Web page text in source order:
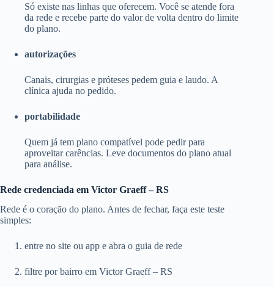
Só existe nas linhas que oferecem. Você se atende fora
da rede e recebe parte do valor de volta dentro do limite
do plano.
autorizações
Canais, cirurgias e próteses pedem guia e laudo. A
clínica ajuda no pedido.
portabilidade
Quem já tem plano compatível pode pedir para
aproveitar carências. Leve documentos do plano atual
para análise.
Rede credenciada em Victor Graeff – RS
Rede é o coração do plano. Antes de fechar, faça este teste
simples:
entre no site ou app e abra o guia de rede
filtre por bairro em Victor Graeff – RS